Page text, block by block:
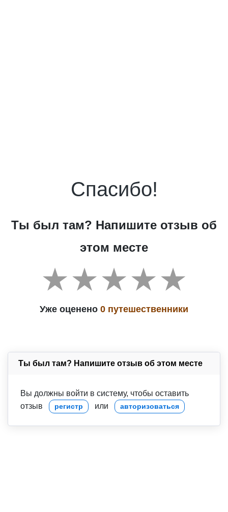
Спасибо!
Ты был там? Напишите отзыв об
этом месте
Уже оценено 0 путешественники
Ты был там? Напишите отзыв об этом месте
Вы должны войти в систему, чтобы оставить
отзыв
регистр или авторизоваться